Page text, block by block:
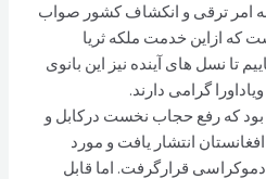
امر ترقی و انکشاف کشور صواب
که ازاین خدمت ملکه ثریا
تا نسل های آینده نیز این بانوی
گرامی دارند.
که رفع حجاب نخست درکابل و
انتشار یافت و مورد
قرارگرفت. اما قابل